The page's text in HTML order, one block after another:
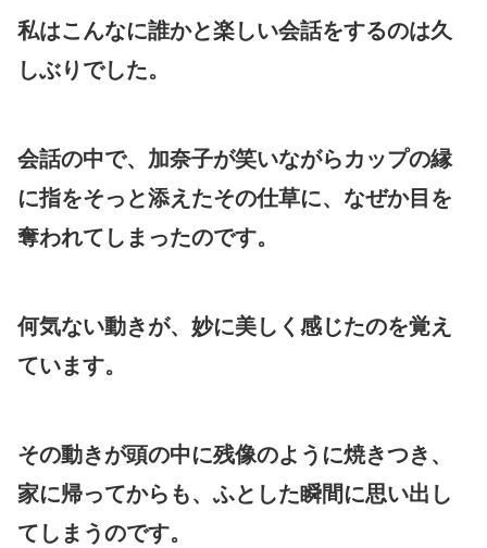
私はこんなに誰かと楽しい会話をするのは久
しぶりでした。
会話の中で、加奈子が笑いながらカップの縁
に指をそっと添えたその仕草に、なぜか目を
奪われてしまったのです。
何気ない動きが、妙に美しく感じたのを覚え
ています。
その動きが頭の中に残像のように焼きつき、
家に帰ってからも、ふとした瞬間に思い出し
てしまうのです。